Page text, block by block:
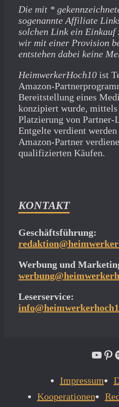
Die mit *
sogenannte Affiliate
solchen Link ein Einkauf
wir mit­ einer Provision
entstehen dabei keine
HeimwerkerHoch10 ist
Amazon-
Bereitstellung eines
konzipiert wurde, mittels
Platzierung von Partner-
Entgelte verdient
Amazon-Partner
qualifizierten Käufen.
KONTAKT
Geschäftsführung:
Werbung und
Leserservice:
Impressum
Kooperationen